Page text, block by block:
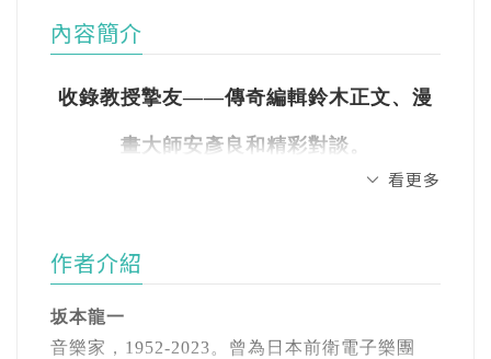
內容簡介
收錄教授摯友——傳奇編輯鈴木正文、漫
畫大師安彥良和精彩對談。
坂本龍一愛書成癡，寫下一段段關於人和
看更多
作者介紹
坂本龍一
音樂家，1952-2023。曾為日本前衛電子樂團